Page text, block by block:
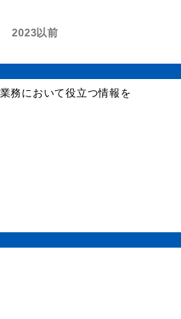
2023以前
務において役立つ情報を